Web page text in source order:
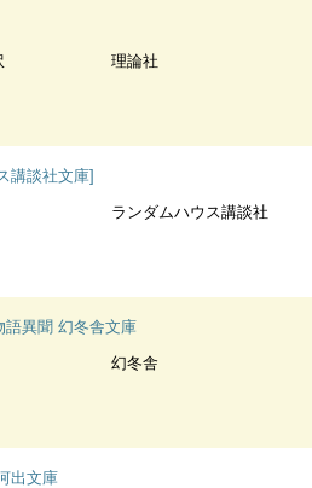
理論社
講談社文庫]
ランダムハウス講談社
語異聞 幻冬舎文庫
幻冬舎
出文庫